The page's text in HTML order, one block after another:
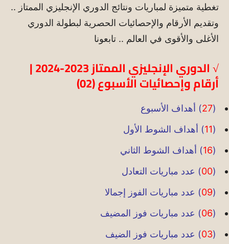
تغطية متميزة لمباريات ونتائج الدوري الإنجليزي الممتاز ..
وتقديم الأرقام والإحصائيات الحصرية لبطولة الدوري
الأغلى والأقوى في العالم .. تابعونا
√ الدوري الإنجليزي الممتاز 2023-2024 |
أرقام وإحصائيات الأسبوع (02)
(
27) أهداف الأسبوع
(
11) أهداف الشوط الأول
(
16) أهداف الشوط الثاني
(
00) عدد مباريات التعادل
(
09) عدد مباريات الفوز إجمالا
(
06) عدد مباريات فوز المضيف
(
03) عدد مباريات فوز الضيف